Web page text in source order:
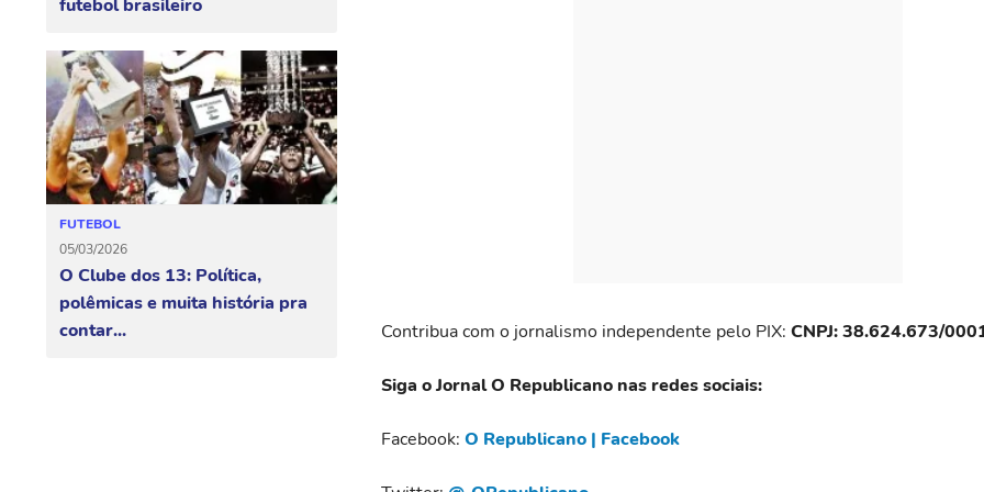
futebol brasileiro
FUTEBOL
05/03/2026
O Clube dos 13: Política,
polêmicas e muita história pra
contar...
Contribua com o jornalismo independente pelo PIX: CNPJ: 38.624.673/
Siga o Jornal O Republicano nas redes sociais:
Facebook: O Republicano | Facebook